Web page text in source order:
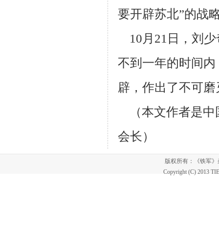
要开辟苏北”的战
10月21日，刘少
不到一年的时间
辟，作出了不可磨
（本文作者是
会长）
版权所有：《铁军
Copyright (C) 2013